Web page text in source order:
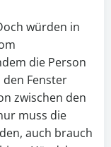
würden in
die Person
Fenster
zwischen den
muss die
auch brauch